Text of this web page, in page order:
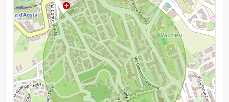
Camere
minime
Qualsiasi
1